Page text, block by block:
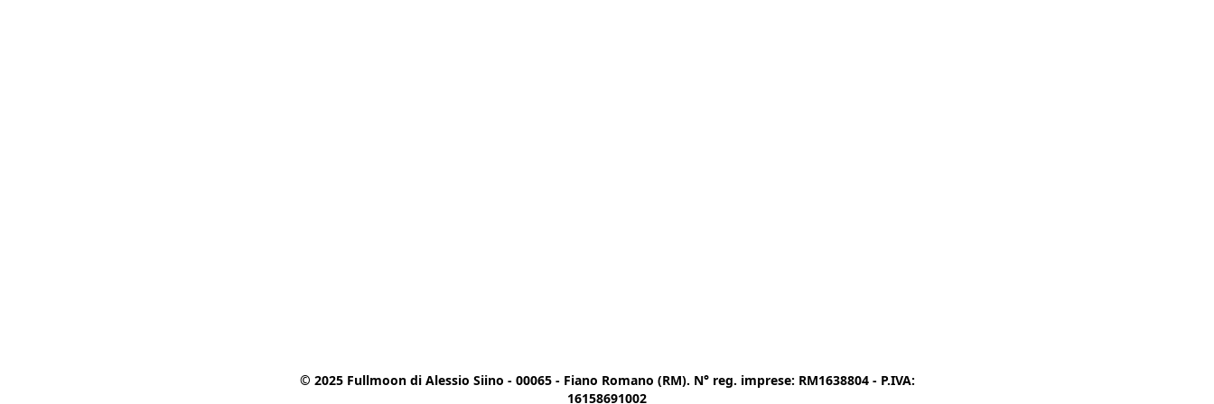
© 2025 Fullmoon di Alessio Siino - 00065 - Fiano Romano (RM). N° reg. imprese: RM1638804 - P.IVA:
16158691002